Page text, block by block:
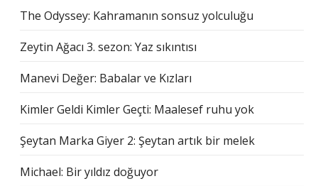
The Odyssey: Kahramanın sonsuz yolculuğu
Zeytin Ağacı 3. sezon: Yaz sıkıntısı
Manevi Değer: Babalar ve Kızları
Kimler Geldi Kimler Geçti: Maalesef ruhu yok
Şeytan Marka Giyer 2: Şeytan artık bir melek
Michael: Bir yıldız doğuyor